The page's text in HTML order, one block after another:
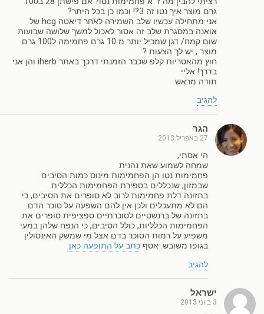
גרם מוצר איך נטו זה 3?! וכמו כן בכל היתר?
אני מתחילה עכשיו שלב השמירה לאחר דיאטה hcg של
אואנה במסגרת שלב זה אסור לאכול למשך שלושה שבועות
שום קמח/ דגן שמכיל יותר מ 10 גרם פחמימה ל100 גרם
מוצר , יש לך הצעות ?
חוץ מהאטריות קלפ שכבר הזמנתי דרכך באתר iherb והן אני
בדרך! אליי.
תודה מראש
להגיב
הגר
27 באפריל 2013
הי אסתי,
שמחה לשמוע שאת נהנית.
פחמימות נטו הן הפחמימות מינוס כמות הסיבים
שבמזון, שנכללים בספירת הפחמימות הכללית.
בתזונה דלת פחמימות לרוב לא סופרים את הסיבים, כי
הם לא מתעכלים ולכן אין להם השפעה על סוכר הדם.
בתזונה של ברנשטיים לסוכרתיים ספציפית סופרים את
הפחמימות הכלליות, כולל הסיבים, כי הנפח שלהן במעי
משפיע על רמות הסוכר בדם אצל מי שמשק האינסולין
בגופו משובש. אסף כתב על התופעה כאן.
להגיב
ישראל
3 ביוני 2013